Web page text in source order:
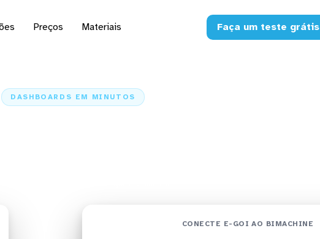
Preços Materiais Faça um teste grátis
DASHBOARDS EM MINUTOS
CONECTE E-GOI AO BIMACHINE